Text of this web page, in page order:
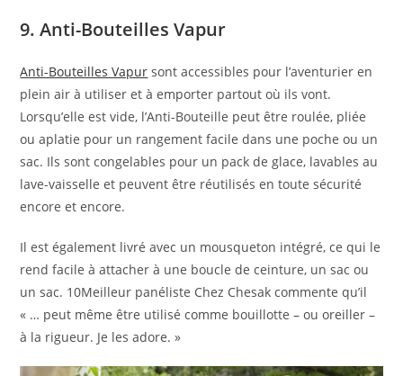
9. Anti-Bouteilles Vapur
Anti-Bouteilles Vapur sont accessibles pour l’aventurier en
plein air à utiliser et à emporter partout où ils vont.
Lorsqu’elle est vide, l’Anti-Bouteille peut être roulée, pliée
ou aplatie pour un rangement facile dans une poche ou un
sac. Ils sont congelables pour un pack de glace, lavables au
lave-vaisselle et peuvent être réutilisés en toute sécurité
encore et encore.
Il est également livré avec un mousqueton intégré, ce qui le
rend facile à attacher à une boucle de ceinture, un sac ou
un sac. 10Meilleur panéliste Chez Chesak commente qu’il
« … peut même être utilisé comme bouillotte – ou oreiller –
à la rigueur. Je les adore. »